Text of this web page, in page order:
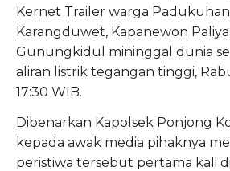
Kernet Trailer warga
Karangduwet, Kapanewon
Gunungkidul mininggal dunia
aliran listrik tegangan tinggi,
17:30 WIB.
Dibenarkan Kapolsek Ponjong
kepada awak media pihaknya
peristiwa tersebut pertama kali